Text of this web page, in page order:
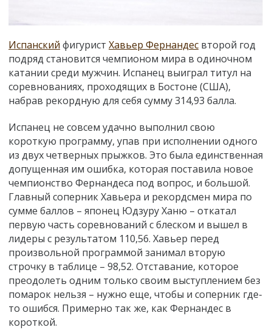
Испанский фигурист Хавьер Фернандес второй год
подряд становится чемпионом мира в одиночном
катании среди мужчин. Испанец выиграл титул на
соревнованиях, проходящих в Бостоне (США),
набрав рекордную для себя сумму 314,93 балла.
Испанец не совсем удачно выполнил свою
короткую программу, упав при исполнении одного
из двух четверных прыжков. Это была единственная
допущенная им ошибка, которая поставила новое
чемпионство Фернандеса под вопрос, и большой.
Главный соперник Хавьера и рекордсмен мира по
сумме баллов – японец Юдзуру Ханю – откатал
первую часть соревнований с блеском и вышел в
лидеры с результатом 110,56. Хавьер перед
произвольной программой занимал вторую
строчку в таблице – 98,52. Отставание, которое
преодолеть одним только своим выступлением без
помарок нельзя – нужно еще, чтобы и соперник где-
то ошибся. Примерно так же, как Фернандес в
короткой.